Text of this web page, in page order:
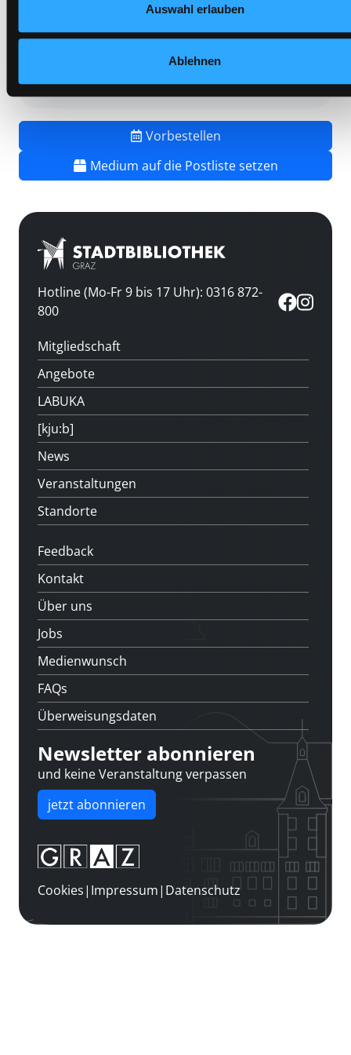
Auswahl erlauben
Ablehnen
Belletristik
Frist:
Vorbestellen
Medium auf die Postliste setzen
Hotline (Mo-Fr 9 bis 17 Uhr): 0316 872-
800
Mitgliedschaft
Angebote
LABUKA
[kju:b]
News
Veranstaltungen
Standorte
Feedback
Kontakt
Über uns
Jobs
Medienwunsch
FAQs
Überweisungsdaten
Newsletter abonnieren
und keine Veranstaltung verpassen
jetzt abonnieren
Cookies| Impressum| Datenschutz